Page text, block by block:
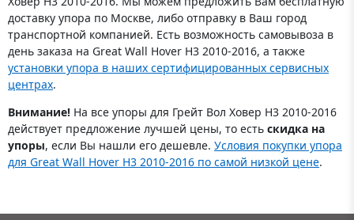
доставку упора по Москве, либо отправку в Ваш город
транспортной компанией. Есть возможность самовывоза в
день заказа на Great Wall Hover H3 2010-2016, а также
установки упора в наших сертифицированных сервисных
центрах.
Внимание! На все упоры для Грейт Вол Ховер H3 2010-2016
действует предложение лучшей цены, то есть скидка на
упоры, если Вы нашли его дешевле. Условия покупки упора
для Great Wall Hover H3 2010-2016 по самой низкой цене.